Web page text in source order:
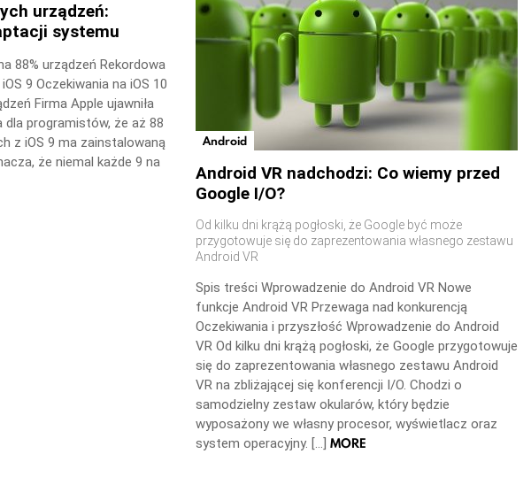
urządzeń:
systemu
88% urządzeń Rekordowa
9 Oczekiwania na iOS 10
Firma Apple ujawniła
programistów, że aż 88
z iOS 9 ma zainstalowaną
że niemal każde 9 na
Android
Android VR nadchodzi: Co wiemy przed
Google I/O?
Od kilku dni krążą pogłoski, że Google być może
przygotowuje się do zaprezentowania własnego zestawu
Android VR
Spis treści Wprowadzenie do Android VR Nowe
funkcje Android VR Przewaga nad konkurencją
Oczekiwania i przyszłość Wprowadzenie do Android
VR Od kilku dni krążą pogłoski, że Google przygotowuje
się do zaprezentowania własnego zestawu Android
VR na zbliżającej się konferencji I/O. Chodzi o
samodzielny zestaw okularów, który będzie
wyposażony we własny procesor, wyświetlacz oraz
system operacyjny. […] MORE